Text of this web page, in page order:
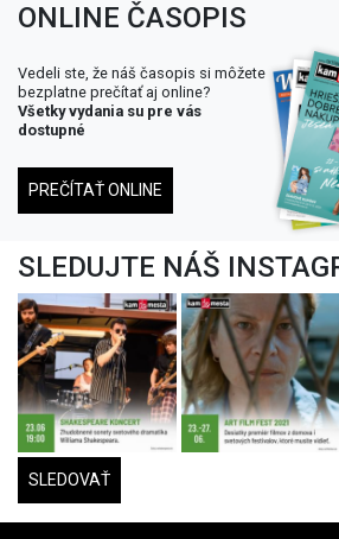
ONLINE ČASOPIS
Vedeli ste, že náš časopis si môžete
bezplatne prečítať aj online?
Všetky vydania su pre vás
dostupné
PREČÍTAŤ ONLINE
SLEDUJTE NÁŠ
SLEDOVAŤ